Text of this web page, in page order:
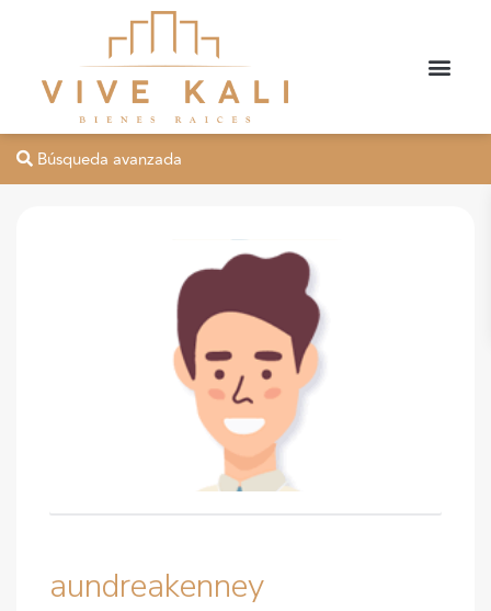
Búsqueda avanzada
aundreakenney